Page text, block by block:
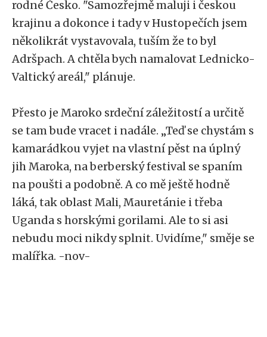
rodné Česko. "Samozřejmě maluji i českou
krajinu a dokonce i tady v Hustopečích jsem
několikrát vystavovala, tuším že to byl
Adršpach. A chtěla bych namalovat Lednicko-
Valtický areál," plánuje.
Přesto je Maroko srdeční záležitostí a určitě
se tam bude vracet i nadále. „Teď se chystám s
kamarádkou vyjet na vlastní pěst na úplný
jih Maroka, na berberský festival se spaním
na poušti a podobně. A co mě ještě hodně
láká, tak oblast Mali, Mauretánie i třeba
Uganda s horskými gorilami. Ale to si asi
nebudu moci nikdy splnit. Uvidíme," směje se
malířka. -nov-